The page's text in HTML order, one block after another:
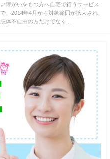
い障がいをもつ方へ自宅で行うサービス
で、2014年4月から対象範囲が拡大され、
肢体不自由の方だけでなく...